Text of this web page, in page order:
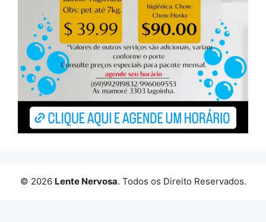
© 2026 Lente Nervosa. Todos os Direito Reservados.